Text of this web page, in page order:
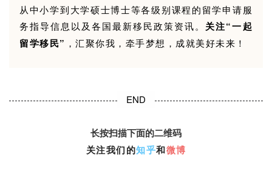
从中小学到大学硕士博士等各级别课程的留学申请服
务指导信息以及各国最新移民政策资讯。 关注“一起
留学移民” ，汇聚你我，牵手梦想，成就美好未来！
END
长按扫描下面的二维码
关注我们的知乎和微博